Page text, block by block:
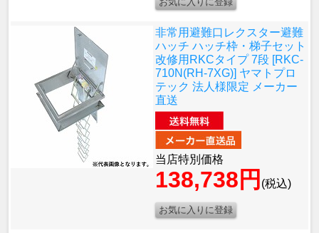
非常用避難口レクスター避難
ハッチ ハッチ枠・梯子セット
改修用RKCタイプ 7段 [RKC-
710N(RH-7XG)] ヤマトプロ
テック 法人様限定 メーカー
直送
当店特別価格
138,738円 (税込)